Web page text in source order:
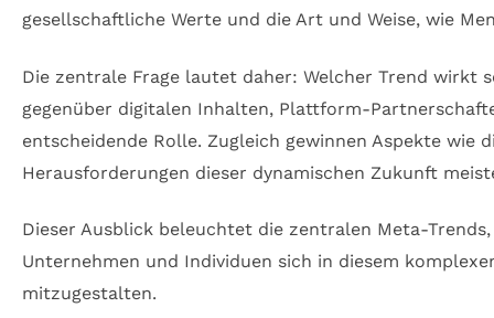
gesellschaftliche Werte und die Art und Weise, wie
Die zentrale Frage lautet daher: Welcher Trend wirkt
gegenüber digitalen Inhalten, Plattform-
entscheidende Rolle. Zugleich gewinnen Aspekte wie
Herausforderungen dieser dynamischen Zukunft
Dieser Ausblick beleuchtet die zentralen Meta-
Unternehmen und Individuen sich in diesem
mitzugestalten.